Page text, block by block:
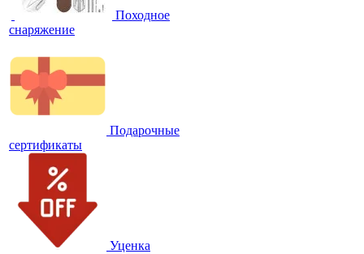
Походное
снаряжение
Подарочные
сертификаты
Уценка